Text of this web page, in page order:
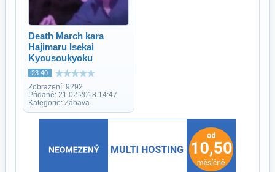
Death March kara
Hajimaru Isekai
Kyousoukyoku
23:40
Zobrazení: 9292
Přidané: 21.02.2018 14:47
Kategorie: Zábava